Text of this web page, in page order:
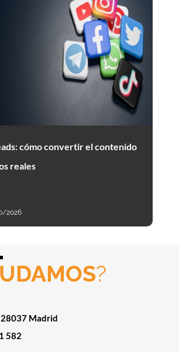
cómo convertir el contenido
reales
2026
?
28037 Madrid
582